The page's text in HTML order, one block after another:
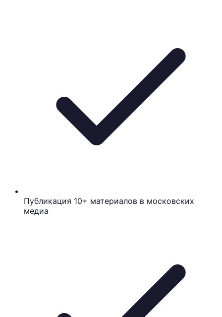
Публикация 10+ материалов в московских
медиа